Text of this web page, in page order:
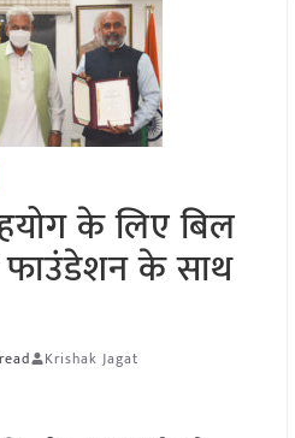
के लिए बिल
के साथ
Krishak Jagat